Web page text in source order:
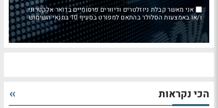
אני מאשר קבלת ניוזלטרים ודיוורים פרסומיים בדואר אלקטרוני
ו/או באמצעות הסלולר בהתאם למפורט בסעיף 10 בתנאי השימוש
הכי נקראות